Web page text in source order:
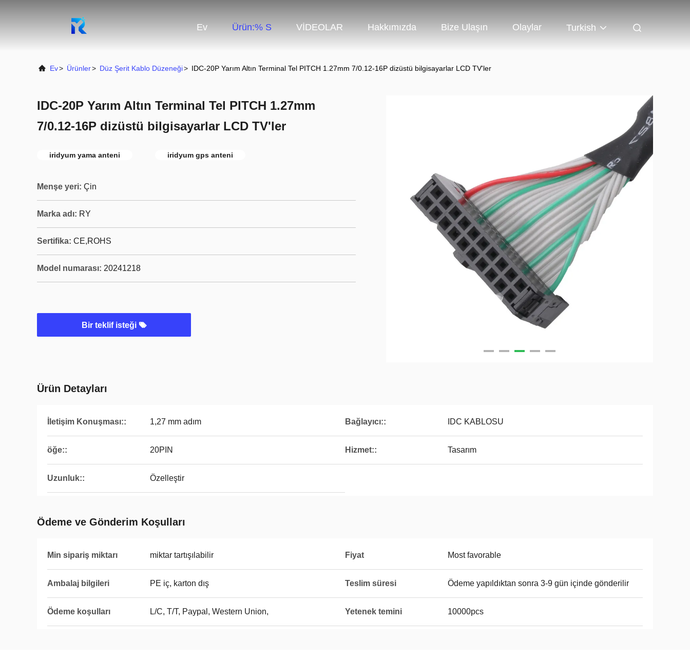
Ev Ürün:% S VİDEOLAR Hakkımızda Bize Ulaşın Olaylar Turkish
Ev> Ürünler> Düz Şerit Kablo Düzeneği> IDC-20P Yarım Altın Terminal Tel PITCH 1.27mm 7/0.12-16P dizüstü bilgisayarlar LCD TV'ler
IDC-20P Yarım Altın Terminal Tel PITCH 1.27mm
7/0.12-16P dizüstü bilgisayarlar LCD TV'ler
iridyum yama anteni iridyum gps anteni
Menşe yeri: Çin
Marka adı: RY
Sertifika: CE,ROHS
Model numarası: 20241218
Bir teklif isteği
Ürün Detayları
İletişim Konuşması:: 1,27 mm adım Bağlayıcı:: IDC KABLOSU
öğe:: 20PIN Hizmet:: Tasarım
Uzunluk:: Özelleştir
Ödeme ve Gönderim Koşulları
Min sipariş miktarı miktar tartışılabilir Fiyat Most favorable
Ambalaj bilgileri PE iç, karton dış Teslim süresi Ödeme yapıldıktan sonra 3-9 gün içinde gönderilir
Ödeme koşulları L/C, T/T, Paypal, Western Union, Yetenek temini 10000pcs